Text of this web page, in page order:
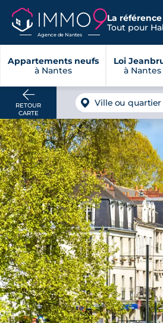
Agence de Nantes
La
Tout pour
Appartements neufs
à Nantes
Loi
à Nantes
RETOUR
CARTE
Ville ou quartier